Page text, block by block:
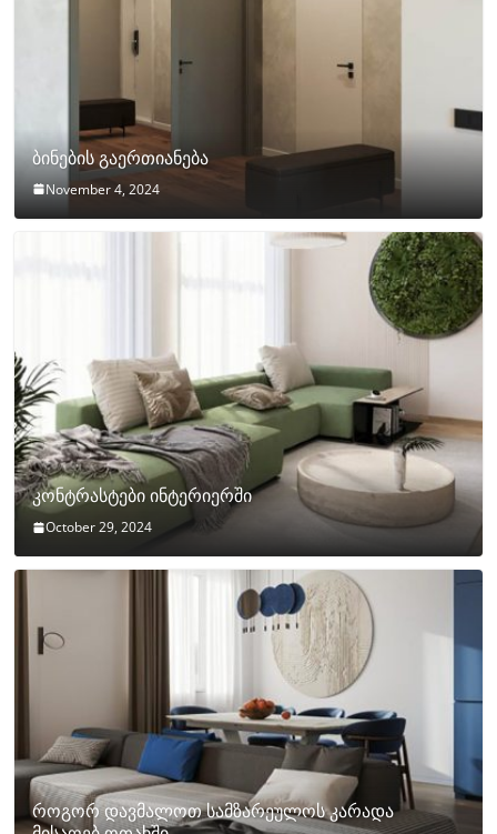
ბინების გაერთიანება
November 4, 2024
კონტრასტები ინტერიერში
October 29, 2024
როგორ დავმალოთ სამზარეულოს კარადა